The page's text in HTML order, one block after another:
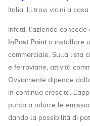
Italia. Li trovi vicini a casa
Infatti, l’azienda
InPost Pointo installare
commerciale. Sulla lista
e ferroviarie, attività
Ovviamente dipende
in continua crescita.
punta a ridurre le
dando la possibilità di